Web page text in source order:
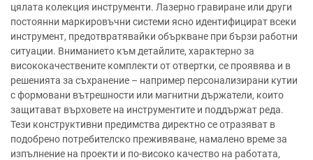
цялата колекция инструменти. Лазерно гравиране или други
постоянни маркировъчни системи ясно идентифицират всеки
инструмент, предотвратявайки объркване при бързи работни
ситуации. Вниманието към детайлите, характерно за
висококачествените комплекти от отвертки, се проявява и в
решенията за съхранение – например персонализирани кутии
с формовани вътрешности или магнитни държатели, които
защитават върховете на инструментите и поддържат реда.
Тези конструктивни предимства директно се отразяват в
подобрено потребителско преживяване, намалено време за
изпълнение на проекти и по-високо качество на работата,